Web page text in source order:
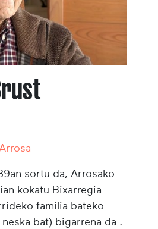
sortu da, Arrosako
kokatu Bixarregia
familia bateko
bat) bigarrena da .